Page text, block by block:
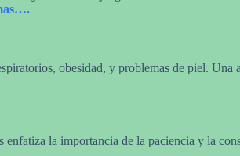
obesidad, y problemas de piel.
la importancia de la paciencia y la